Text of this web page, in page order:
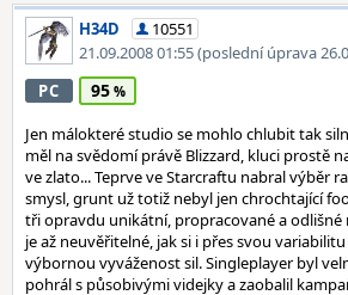
H34D
10551
21.09.2008 01:55(poslední úprava
PC 95
Jen málokteré studio se mohlo chlubit tak
měl na svědomí právě Blizzard, kluci prostě
ve zlato... Teprve ve Starcraftu nabral výběr
smysl, grunt už totiž nebyl jen chrochtající
tři opravdu unikátní, propracované a odlišné
je až neuvěřitelné, jak si i přes svou
výbornou vyváženost sil. Singleplayer byl
pohrál s působivými videjky a zaobalil